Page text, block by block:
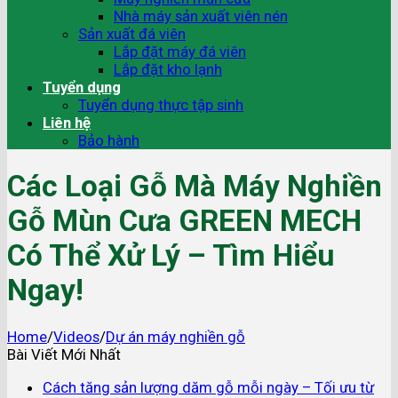
Nhà máy sản xuất viên nén
Sản xuất đá viên
Lắp đặt máy đá viên
Lắp đặt kho lạnh
Tuyển dụng
Tuyển dụng thực tập sinh
Liên hệ
Bảo hành
Các Loại Gỗ Mà Máy Nghiền
Gỗ Mùn Cưa GREEN MECH
Có Thể Xử Lý – Tìm Hiểu
Ngay!
Home/Videos/Dự án máy nghiền gỗ
Bài Viết Mới Nhất
Cách tăng sản lượng dăm gỗ mỗi ngày – Tối ưu từ